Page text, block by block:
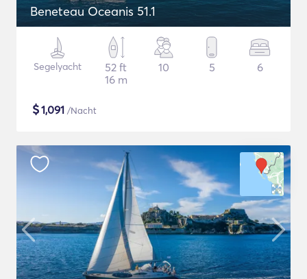
Beneteau Oceanis 51.1
Segelyacht
52 ft
16 m
10 5 6
$1,091 /Nacht